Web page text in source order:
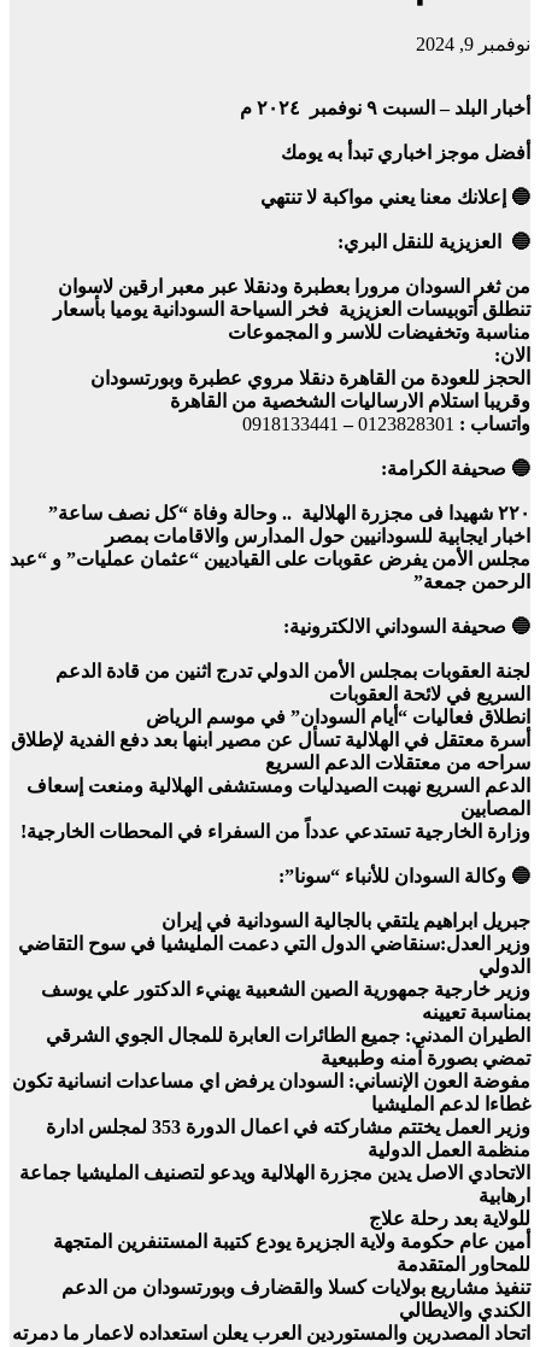
نوفمبر 9, 2024
أخبار البلد – السبت ٩ نوفمبر ٢٠٢٤ م
أفضل موجز اخباري تبدأ به يومك
🔵 إعلانك معنا يعني مواكبة لا تنتهي
🔵 العزيزية للنقل البري:
من ثغر السودان مرورا بعطبرة ودنقلا عبر معبر ارقين لاسوان
تنطلق أتوبيسات العزيزية فخر السياحة السودانية يوميا بأسعار
مناسبة وتخفيضات للاسر و المجموعات
الان:
الحجز للعودة من القاهرة دنقلا مروي عطبرة وبورتسودان
وقريبا استلام الارساليات الشخصية من القاهرة
واتساب : 0123828301
–
0918133441
🔵 صحيفة الكرامة:
٢٢٠ شهيدا فى مجزرة الهلالية .. وحالة وفاة “كل نصف ساعة”
اخبار ايجابية للسودانيين حول المدارس والاقامات بمصر
مجلس الأمن يفرض عقوبات على القياديين “عثمان عمليات” و “عبد
الرحمن جمعة”
🔵 صحيفة السوداني الالكترونية:
لجنة العقوبات بمجلس الأمن الدولي تدرج اثنين من قادة الدعم
السريع في لائحة العقوبات
انطلاق فعاليات “أيام السودان” في موسم الرياض
أسرة معتقل في الهلالية تسأل عن مصير ابنها بعد دفع الفدية لإطلاق
سراحه من معتقلات الدعم السريع
الدعم السريع نهبت الصيدليات ومستشفى الهلالية ومنعت إسعاف
المصابين
وزارة الخارجية تستدعي عدداً من السفراء في المحطات الخارجية!
🔵 وكالة السودان للأنباء “سونا”:
جبريل ابراهيم يلتقي بالجالية السودانية في إيران
وزير العدل:سنقاضي الدول التي دعمت المليشيا في سوح التقاضي
الدولي
وزير خارجية جمهورية الصين الشعبية يهنيء الدكتور علي يوسف
بمناسبة تعيينه
الطيران المدني: جميع الطائرات العابرة للمجال الجوي الشرقي
تمضي بصورة آمنه وطبيعية
مفوضة العون الإنساني: السودان يرفض اي مساعدات انسانية تكون
غطاءا لدعم المليشيا
وزير العمل يختتم مشاركته في اعمال الدورة 353 لمجلس ادارة
منظمة العمل الدولية
الاتحادي الاصل يدين مجزرة الهلالية ويدعو لتصنيف المليشيا جماعة
ارهابية
للولاية بعد رحلة علاج
أمين عام حكومة ولاية الجزيرة يودع كتيبة المستنفرين المتجهة
للمحاور المتقدمة
تنفيذ مشاريع بولايات كسلا والقضارف وبورتسودان من الدعم
الكندي والايطالي
اتحاد المصدرين والمستوردين العرب يعلن استعداده لاعمار ما دمرته